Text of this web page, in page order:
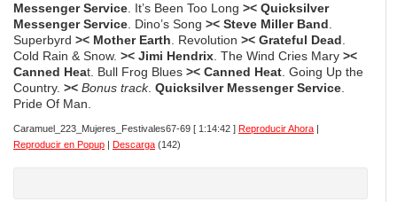
Messenger Service . It’s Been Too Long >< Quicksilver
Messenger Service . Dino’s Song >< Steve Miller Band
Superbyrd >< Mother Earth . Revolution >< Grateful Dead
Cold Rain & Snow. >< Jimi Hendrix . The Wind Cries Mary ><
Canned Heat. Bull Frog Blues >< Canned Heat . Going Up the
Country. >< Bonus track. Quicksilver Messenger Service
Pride Of Man.
Caramuel_223_Mujeres_Festivales67-69 [ 1:14:42 ] Reproducir Ahora |
Reproducir en Popup | Descarga (142)